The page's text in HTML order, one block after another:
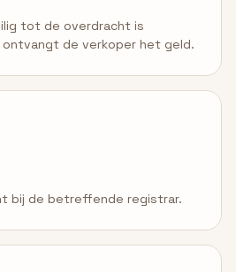
tot de overdracht is
ontvangt de verkoper het geld.
bij de betreffende registrar.